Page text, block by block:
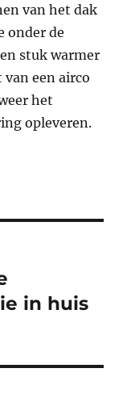
van het dak
onder de
stuk warmer
een airco
het
opleveren.
in huis